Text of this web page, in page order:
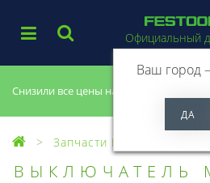
Снизили все цены на 20%, успей купить!
Официальный
Ваш город
Запчасти Festool
ВЫКЛЮЧАТЕЛЬ